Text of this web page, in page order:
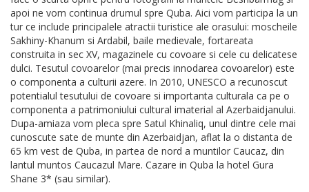
apoi ne vom continua drumul spre Quba. Aici vom participa la un
tur ce include principalele atractii turistice ale orasului: moscheile
Sakhiny-Khanum si Ardabil, baile medievale, fortareata
construita in sec XV, magazinele cu covoare si cele cu delicatese
dulci. Tesutul covoarelor (mai precis innodarea covoarelor) este
o componenta a culturii azere. In 2010, UNESCO a recunoscut
potentialul tesutului de covoare si importanta culturala ca pe o
componenta a patrimoniului cultural imaterial al Azerbaidjanului.
Dupa-amiaza vom pleca spre Satul Khinaliq, unul dintre cele mai
cunoscute sate de munte din Azerbaidjan, aflat la o distanta de
65 km vest de Quba, in partea de nord a muntilor Caucaz, din
lantul muntos Caucazul Mare. Cazare in Quba la hotel Gura
Shane 3* (sau similar).